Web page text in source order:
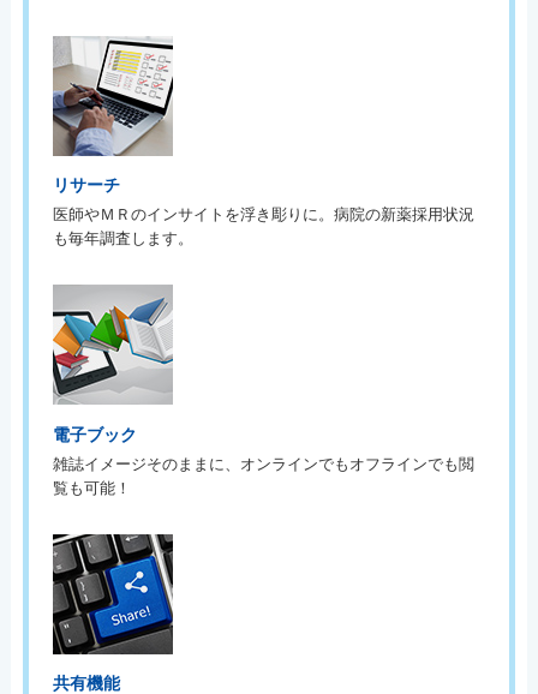
リサーチ
医師やＭＲのインサイトを浮き彫りに。病院の新薬採用状況
も毎年調査します。
電子ブック
雑誌イメージそのままに、オンラインでもオフラインでも閲
覧も可能！
共有機能